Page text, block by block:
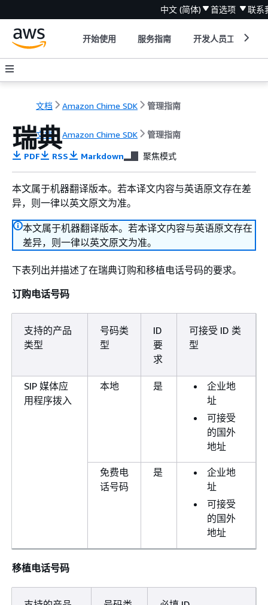
中文 (简体) 首选项 联系
开始使用 服务指南 开发人员工具
文档 Amazon Chime SDK 管理指南
文档 Amazon Chime SDK 管理指南
瑞典
PDF RSS Markdown 聚焦模式
本文属于机器翻译版本。若本译文内容与英语原文存在差
异，则一律以英文原文为准。
本文属于机器翻译版本。若本译文内容与英语原文存在
差异，则一律以英文原文为准。
下表列出并描述了在瑞典订购和移植电话号码的要求。
订购电话号码
支持的产品
类型
号码类
型
ID
要
求
可接受 ID 类
型
SIP 媒体应
用程序拨入
本地 是
企业地
址
可接受
的国外
地址
免费电
话号码
是
企业地
址
可接受
的国外
地址
移植电话号码